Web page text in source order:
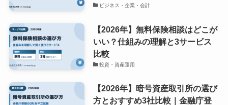
ビジネス・企業・会計
【2026年】無料保険相談はどこが
いい？仕組みの理解と3サービス
比較
投資・資産運用
【2026年】暗号資産取引所の選び
方とおすすめ3社比較｜金融庁登